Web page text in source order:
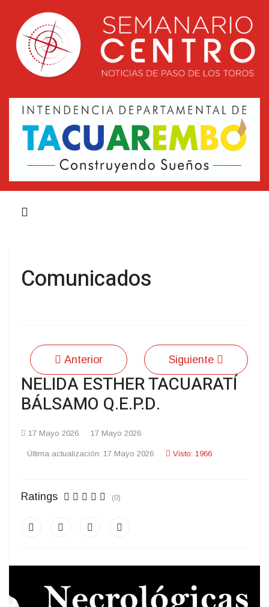
Comunicados
Anterior Siguiente
NELIDA ESTHER TACUARATÍ
BÁLSAMO Q.E.P.D.
17 Mayo 2026 17 Mayo 2026
Última actualización: 17 Mayo 2026 Visto: 1966
Ratings (0)